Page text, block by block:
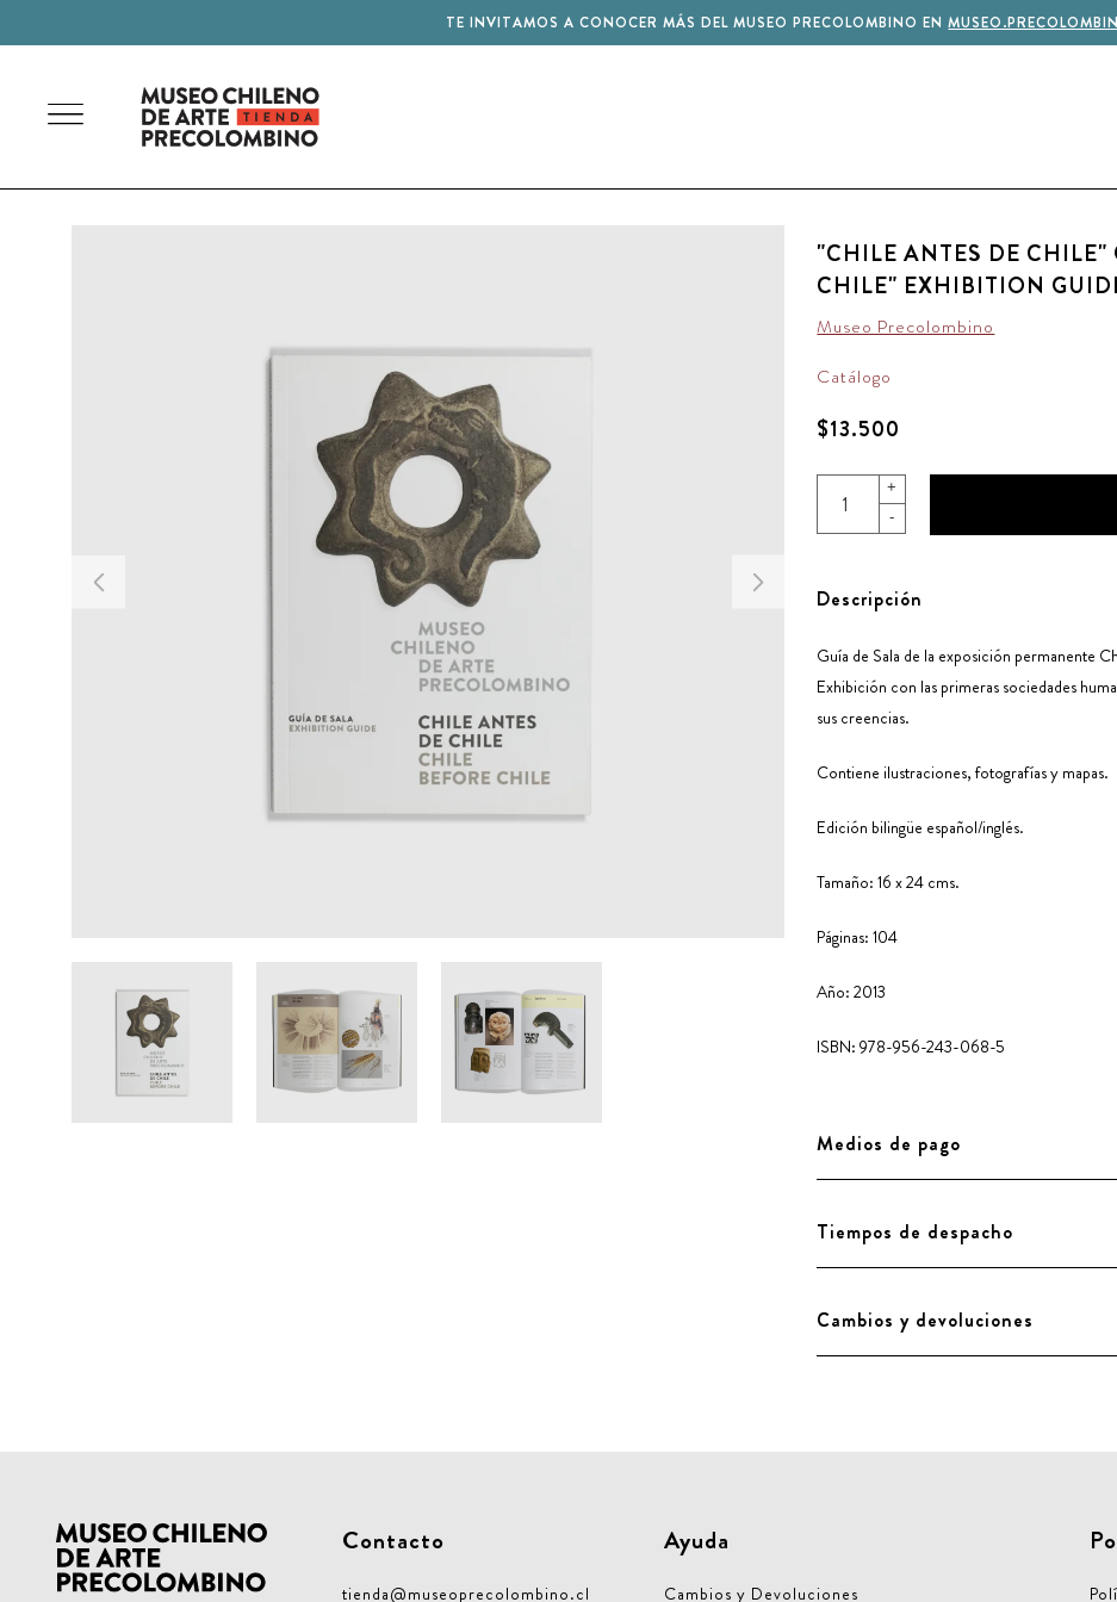
TE INVITAMOS A CONOCER MÁS DEL MUSEO PRECOLOMBINO EN
"CHILE ANTES DE
CHILE" EXHIBITION
Museo Precolombino
Catálogo
$13.500
+
-
Descripción
Guía de Sala de la exposición permanente
Exhibición con las primeras sociedades
sus creencias.
Contiene ilustraciones, fotografías y mapas.
Edición bilingüe español/inglés.
Tamaño: 16 x 24 cms.
Páginas: 104
Año: 2013
ISBN: 978-956-243-068-5
Medios de pago
Tiempos de despacho
Cambios y devoluciones
Contacto
tienda@museoprecolombino.cl
Ayuda
Cambios y Devoluciones